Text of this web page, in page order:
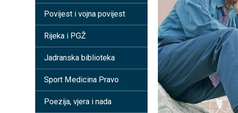
Povijest i vojna povijest
Rijeka i PGŽ
Jadranska biblioteka
Sport Medicina Pravo
Poezija, vjera i nada